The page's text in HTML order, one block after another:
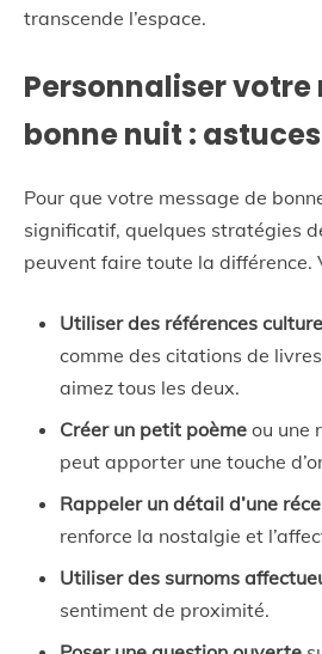
transcende l’espace.
Personnaliser votre
bonne nuit :
Pour que votre message de
significatif, quelques stratégies
peuvent faire toute la différence.
Utiliser des références
comme des citations de
aimez tous les deux.
Créer un petit poème ou une
peut apporter une touche
Rappeler un détail d’une
renforce la nostalgie et
Utiliser des surnoms
sentiment de proximité.